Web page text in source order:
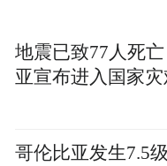
肤表面干涩、起
地震已致77人死
亚宣布进入国家
哥伦比亚发生7.5